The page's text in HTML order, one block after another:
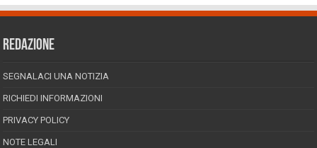
REDAZIONE
SEGNALACI UNA NOTIZIA
RICHIEDI INFORMAZIONI
PRIVACY POLICY
NOTE LEGALI